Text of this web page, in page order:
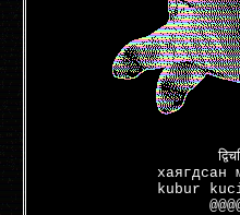
хаягдсан
kubur